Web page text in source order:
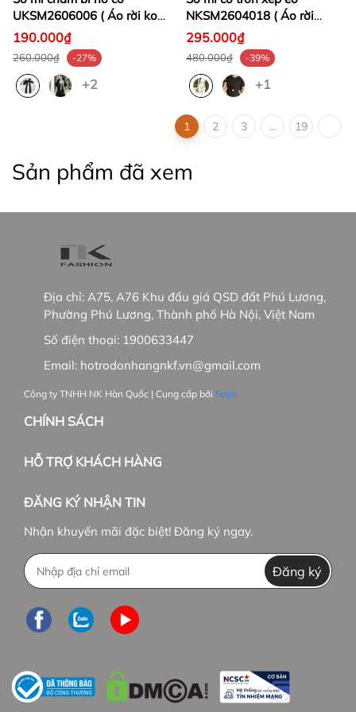
UKSM2606006 ( Áo rời ko
kèm CV/QU/PK)
190.000₫
260.000₫ -27%
+2
NKSM2604018 ( Áo rời
không kèm CV/QU/PK)
295.000₫
480.000₫ -39%
+1
1 2 3 ... 19
Sản phẩm đã xem
Địa chỉ: A75, A76 Khu đấu giá QSD đất Phú Lương,
Phường Phú Lương, Thành phố Hà Nội, Việt Nam
Số điện thoại: 1900633447
Email: hotrodonhangnkf.vn@gmail.com
Công ty TNHH NK Hàn Quốc | Cung cấp bởi Sapo
CHÍNH SÁCH
HỖ TRỢ KHÁCH HÀNG
ĐĂNG KÝ NHẬN TIN
Nhận khuyến mãi đặc biệt! Đăng ký ngay.
Đăng ký